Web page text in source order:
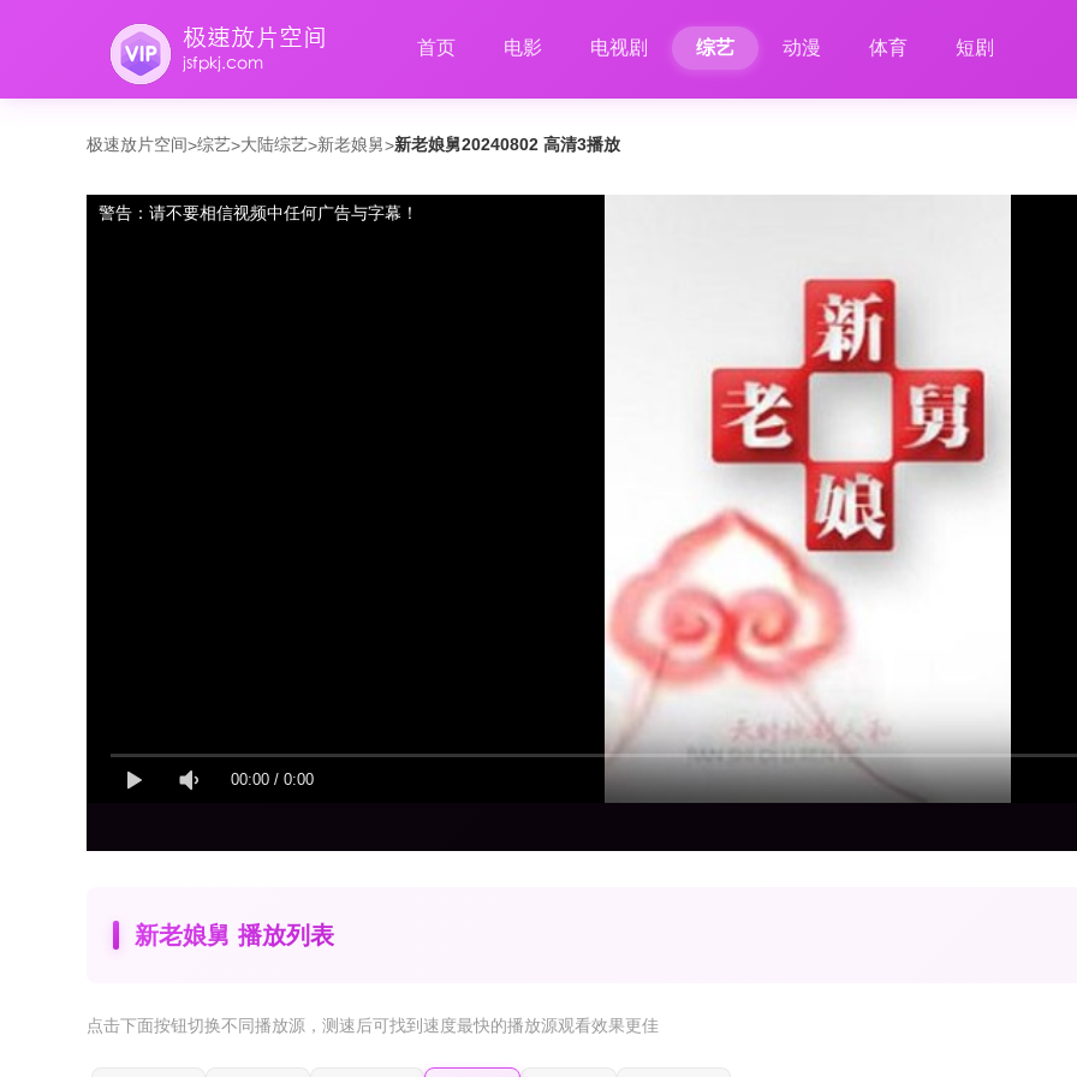
首页 电影 电视剧 综艺 动漫 体育 短剧
极速放片空间>综艺>大陆综艺>新老娘舅>新老娘舅20240802 高清3播放
00:00 / 0:00
警告：请不要相信视频中任何广告与字幕！
新老娘舅 播放列表
点击下面按钮切换不同播放源 ，测速后可找到速度最快的播放源观看效果更佳